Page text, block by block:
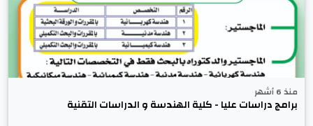
منذ 6 أشهر
برامج دراسات عليا - كلية الهندسة و الدراسات التقنية